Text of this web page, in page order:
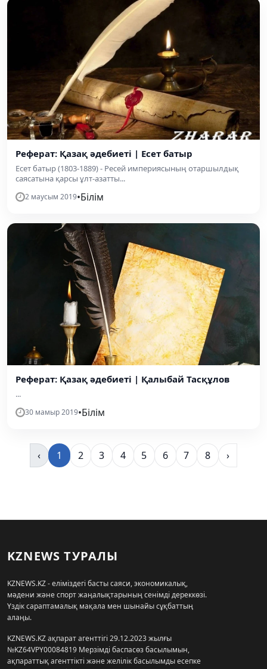
Реферат: Қазақ әдебиеті | Есет батыр
Есет батыр (1803-1889) - Ресей империясының отаршылдық
саясатына қарсы ұлт-азатты...
2 маусым 2019•Білім
Реферат: Қазақ әдебиеті | Қалыбай Тасқұлов
...
30 мамыр 2019•Білім
‹ 1 2 3 4 5 6 7 8 ›
KZNEWS ТУРАЛЫ
KZNEWS.KZ - еліміздегі басты саяси, экономикалық,
мәдени және спорт жаңалықтарының сенімді дереккөзі.
Үздік сараптамалық мақала мен шынайы сұқбаттың
алаңы.
KZNEWS.KZ ақпарат агенттігі 29.12.2023 жылғы
№KZ64VPY00084819 Мерзімді баспасөз басылымын,
ақпараттық агенттікті және желілік басылымды есепке